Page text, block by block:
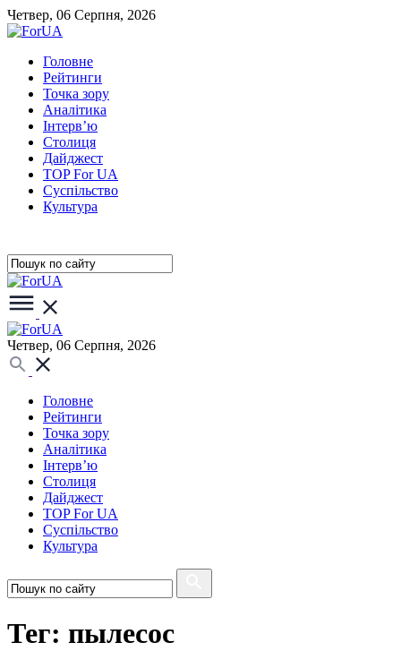
Четвер, 06 Серпня, 2026
Головне
Рейтинги
Точка зору
Аналітика
Інтерв’ю
Столиця
Дайджест
TOP For UA
Суспiльство
Культура
Четвер, 06 Серпня, 2026
Головне
Рейтинги
Точка зору
Аналітика
Інтерв’ю
Столиця
Дайджест
TOP For UA
Суспiльство
Культура
Тег: пылесос